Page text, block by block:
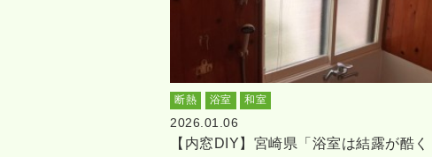
断熱 浴室 和室
2026.01.06
【内窓DIY】宮崎県「浴室は結露が酷く